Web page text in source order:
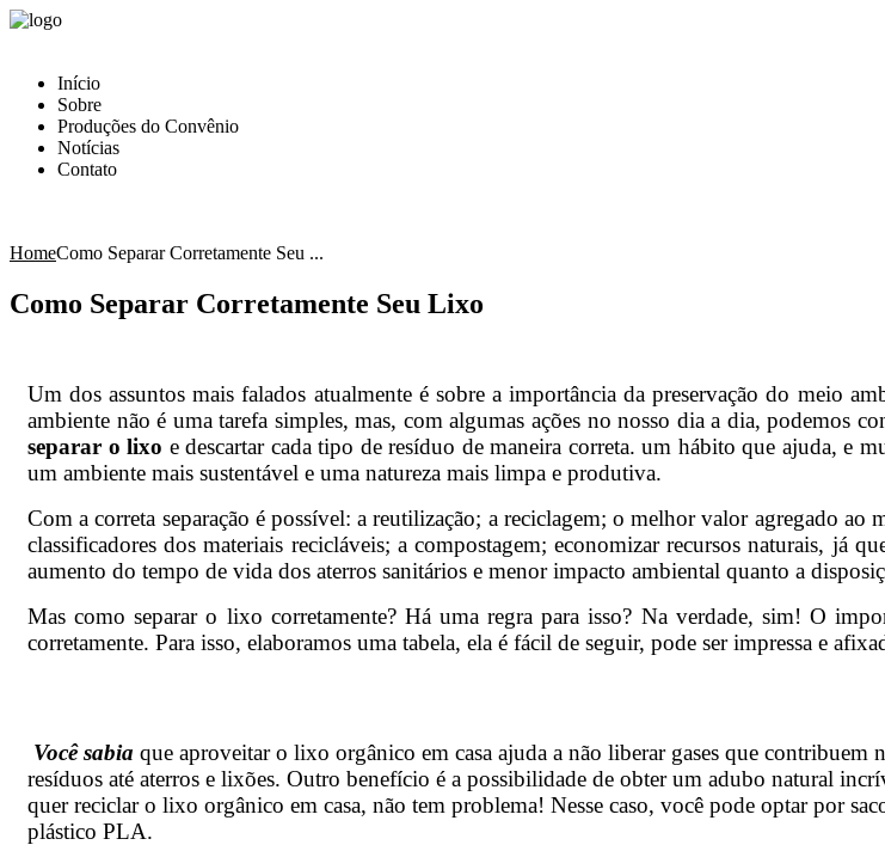
Início
Sobre
Produções do Convênio
Notícias
Contato
HomeComo Separar Corretamente Seu ...
Como Separar Corretamente Seu Lixo
Um dos assuntos mais falados atualmente é sobre a importância da preservação do meio
ambiente não é uma tarefa simples, mas, com algumas ações no nosso dia a dia, podemos
separar o lixo e descartar cada tipo de resíduo de maneira correta. um hábito que ajuda, e
um ambiente mais sustentável e uma natureza mais limpa e produtiva.
Com a correta separação é possível: a reutilização; a reciclagem; o melhor valor agregado ao
classificadores dos materiais recicláveis; a compostagem; economizar recursos naturais, já
aumento do tempo de vida dos aterros sanitários e menor impacto ambiental quanto a
Mas como separar o lixo corretamente? Há uma regra para isso? Na verdade, sim! O
corretamente. Para isso, elaboramos uma tabela, ela é fácil de seguir, pode ser impressa e
Você sabia que aproveitar o lixo orgânico em casa ajuda a não liberar gases que
resíduos até aterros e lixões. Outro benefício é a possibilidade de obter um adubo natural
quer reciclar o lixo orgânico em casa, não tem problema! Nesse caso, você pode optar por
plástico PLA.